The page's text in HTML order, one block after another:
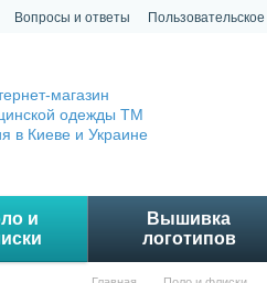
Вопросы и ответы
и
Вышивка
логотипов